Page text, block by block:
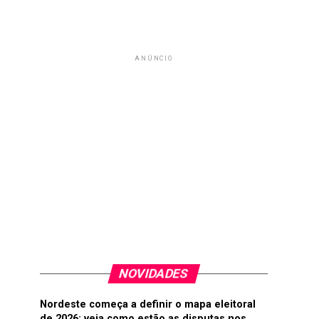
ANÚNCIO
NOVIDADES
Nordeste começa a definir o mapa eleitoral